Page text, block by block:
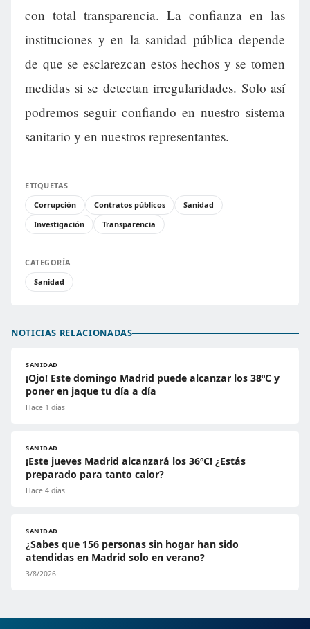
con total transparencia. La confianza en las
instituciones y en la sanidad pública depende
de que se esclarezcan estos hechos y se tomen
medidas si se detectan irregularidades. Solo así
podremos seguir confiando en nuestro sistema
sanitario y en nuestros representantes.
ETIQUETAS
Corrupción
Contratos públicos
Sanidad
Investigación
Transparencia
CATEGORÍA
Sanidad
NOTICIAS RELACIONADAS
SANIDAD
¡Ojo! Este domingo Madrid puede alcanzar los 38ºC y
poner en jaque tu día a día
Hace 1 días
SANIDAD
¡Este jueves Madrid alcanzará los 36ºC! ¿Estás
preparado para tanto calor?
Hace 4 días
SANIDAD
¿Sabes que 156 personas sin hogar han sido
atendidas en Madrid solo en verano?
3/8/2026